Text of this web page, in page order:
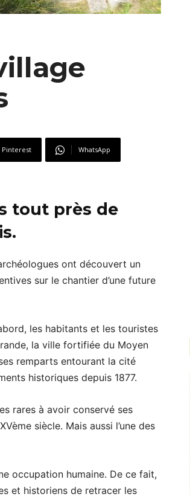
Pinterest WhatsApp
tout près de
ont découvert un
sur le chantier d’une future
les habitants et les touristes
la ville fortifiée du Moyen
remparts entourant la cité
historiques depuis 1877.
rares à avoir conservé ses
siècle. Mais aussi l’une des
occupation humaine. De ce fait,
et historiens de retracer les